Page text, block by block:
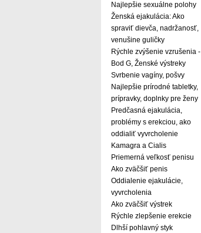
Najlepšie sexuálne polohy
Ženská ejakulácia: Ako
spraviť dievča, nadržanosť,
venušine guličky
Rýchle zvýšenie vzrušenia -
Bod G, Ženské výstreky
Svrbenie vagíny, pošvy
Najlepšie prírodné tabletky,
prípravky, doplnky pre ženy
Predčasná ejakulácia,
problémy s erekciou, ako
oddialiť vyvrcholenie
Kamagra a Cialis
Priemerná veľkosť penisu
Ako zväčšiť penis
Oddialenie ejakulácie,
vyvrcholenia
Ako zväčšiť výstrek
Rýchle zlepšenie erekcie
Dlhší pohlavný styk